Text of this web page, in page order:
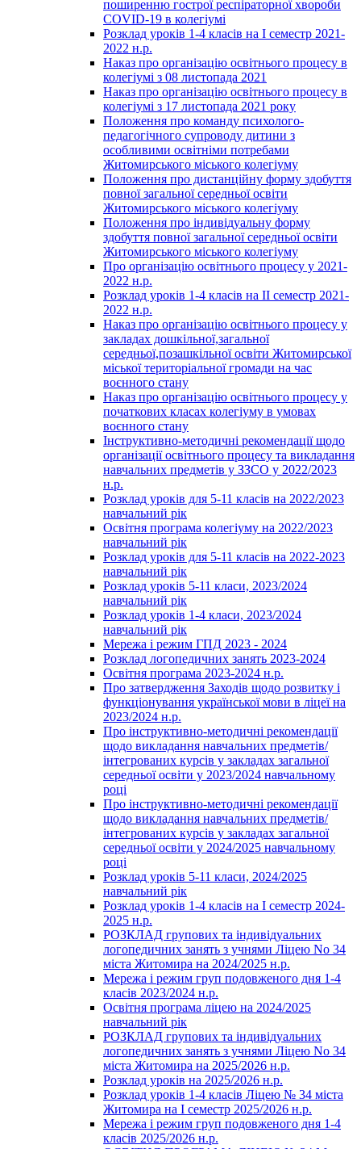
поширенню гострої респіраторної хвороби
COVID-19 в колегіумі
Розклад уроків 1-4 класів на І семестр 2021-
2022 н.р.
Наказ про організацію освітнього процесу в
колегіумі з 08 листопада 2021
Наказ про організацію освітнього процесу в
колегіумі з 17 листопада 2021 року
Положення про команду психолого-
педагогічного супроводу дитини з
особливими освітніми потребами
Житомирського міського колегіуму
Положення про дистанційну форму здобуття
повної загальної середньої освіти
Житомирського міського колегіуму
Положення про індивідуальну форму
здобуття повної загальної середньої освіти
Житомирського міського колегіуму
Про організацію освітнього процесу у 2021-
2022 н.р.
Розклад уроків 1-4 класів на ІІ семестр 2021-
2022 н.р.
Наказ про організацію освітнього процесу у
закладах дошкільної,загальної
середньої,позашкільної освіти Житомирської
міської територіальної громади на час
воєнного стану
Наказ про організацію освітнього процесу у
початкових класах колегіуму в умовах
воєнного стану
Інструктивно-методичні рекомендації щодо
організації освітнього процесу та викладання
навчальних предметів у ЗЗСО у 2022/2023
н.р.
Розклад уроків для 5-11 класів на 2022/2023
навчальний рік
Освітня програма колегіуму на 2022/2023
навчальний рік
Розклад уроків для 5-11 класів на 2022-2023
навчальний рік
Розклад уроків 5-11 класи, 2023/2024
навчальний рік
Розклад уроків 1-4 класи, 2023/2024
навчальний рік
Мережа і режим ГПД 2023 - 2024
Розклад логопедичних занять 2023-2024
Освітня програма 2023-2024 н.р.
Про затвердження Заходів щодо розвитку і
функціонування української мови в ліцеї на
2023/2024 н.р.
Про інструктивно-методичні рекомендації
щодо викладання навчальних предметів/
інтегрованих курсів у закладах загальної
середньої освіти у 2023/2024 навчальному
році
Про інструктивно-методичні рекомендації
щодо викладання навчальних предметів/
інтегрованих курсів у закладах загальної
середньої освіти у 2024/2025 навчальному
році
Розклад уроків 5-11 класи, 2024/2025
навчальний рік
Розклад уроків 1-4 класів на І семестр 2024-
2025 н.р.
РОЗКЛАД групових та індивідуальних
логопедичних занять з учнями Ліцею No 34
міста Житомира на 2024/2025 н.р.
Мережа і режим груп подовженого дня 1-4
класів 2023/2024 н.р.
Освітня програма ліцею на 2024/2025
навчальний рік
РОЗКЛАД групових та індивідуальних
логопедичних занять з учнями Ліцею No 34
міста Житомира на 2025/2026 н.р.
Розклад уроків на 2025/2026 н.р.
Розклад уроків 1-4 класів Ліцею № 34 міста
Житомира на І семестр 2025/2026 н.р.
Мережа і режим груп подовженого дня 1-4
класів 2025/2026 н.р.